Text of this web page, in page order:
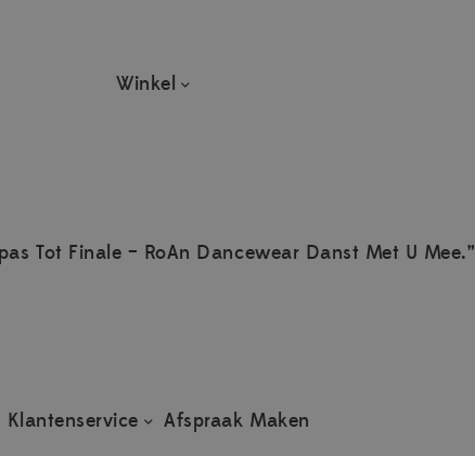
Winkel
Tot Finale – RoAn Dancewear Danst Met U Mee.”
Klantenservice Afspraak Maken